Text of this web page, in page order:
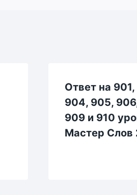
Ответ на
904, 905,
909 и 910
Мастер Слов